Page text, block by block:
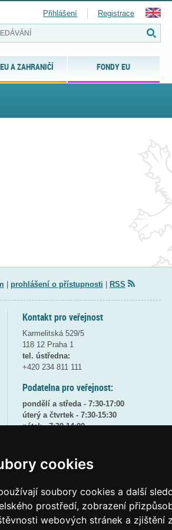
cookies
soubory cookies a další
prostředí, zobrazení
webových stránek a zjištění
EU A ZAHRANIČÍ FONDY EU
Přihlášení Registrace
prohlášení o přístupnosti RSS
Kontakt pro veřejnost
Karmelitská 529/5
118 12 Praha 1
tel. ústředna:
+420 234 811 111
Podatelna pro veřejnost:
pondělí a středa - 7:30-17:00
úterý a čtvrtek - 7:30-15:30
pátek - 7:30-14:00
(více informacíZDE)
posta@msmtgovcz
ID datové schránky: vidaawt